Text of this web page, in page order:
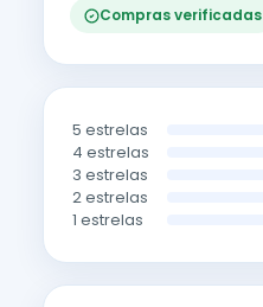
Compras verificadas
5 estrelas
4 estrelas
3 estrelas
2 estrelas
1 estrelas